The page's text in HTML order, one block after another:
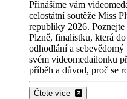
Přinášíme vám
celostátní soutěže Miss
republiky 2026.
Plzně, finalistku, která
odhodlání a
svém videomedailonku
příběh a důvod, proč se
Čtete více